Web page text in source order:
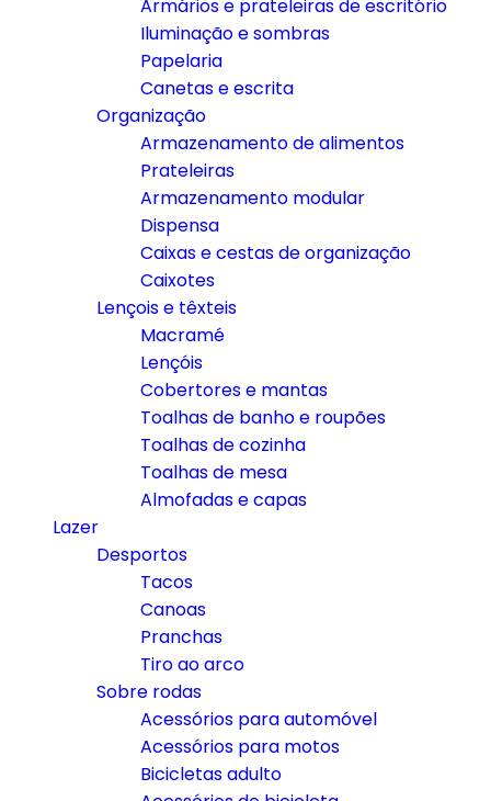
Armários e prateleiras de escritório
Iluminação e sombras
Papelaria
Canetas e escrita
Organização
Armazenamento de alimentos
Prateleiras
Armazenamento modular
Dispensa
Caixas e cestas de organização
Caixotes
Lençois e têxteis
Macramé
Lençóis
Cobertores e mantas
Toalhas de banho e roupões
Toalhas de cozinha
Toalhas de mesa
Almofadas e capas
Lazer
Desportos
Tacos
Canoas
Pranchas
Tiro ao arco
Sobre rodas
Acessórios para automóvel
Acessórios para motos
Bicicletas adulto